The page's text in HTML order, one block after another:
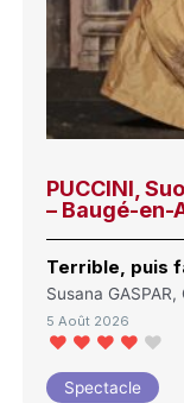
PUCCINI,
– Baugé-en-
Terrible, puis
Susana
5 Août 2026
Spectacle